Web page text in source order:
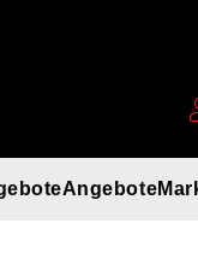
Angebote